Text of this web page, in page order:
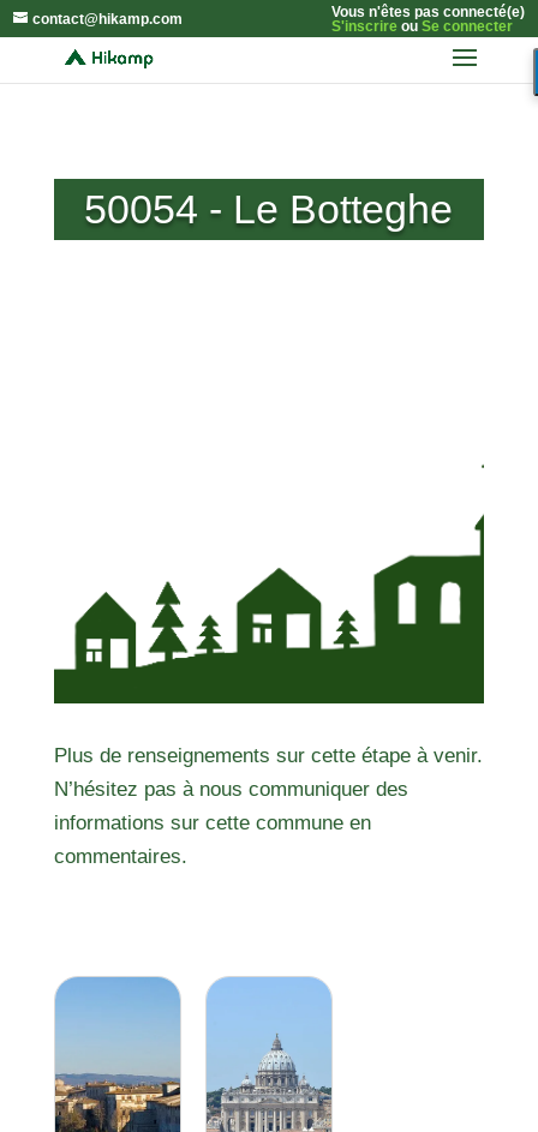
contact@hikamp.com
Vous n'êtes pas connecté(e)
S'inscrireou Se connecter
50054 - Le Botteghe
Plus de renseignements sur cette étape à venir.
N’hésitez pas à nous communiquer des
informations sur cette commune en
commentaires.